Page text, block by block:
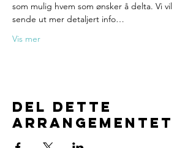
som mulig hvem som ønsker å delta. Vi vil
sende ut mer detaljert info…
Vis mer
Del dette
arrangementet